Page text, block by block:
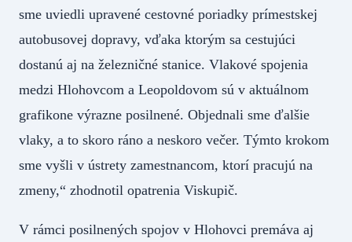
sme uviedli upravené cestovné poriadky prímestskej
autobusovej dopravy, vďaka ktorým sa cestujúci
dostanú aj na železničné stanice. Vlakové spojenia
medzi Hlohovcom a Leopoldovom sú v aktuálnom
grafikone výrazne posilnené. Objednali sme ďalšie
vlaky, a to skoro ráno a neskoro večer. Týmto krokom
sme vyšli v ústrety zamestnancom, ktorí pracujú na
zmeny,“ zhodnotil opatrenia Viskupič.
V rámci posilnených spojov v Hlohovci premáva aj